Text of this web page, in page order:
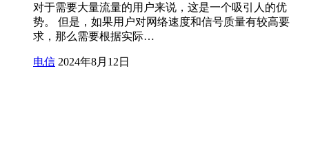
对于需要大量流量的用户来说，这是一个吸引人的优
势。 但是，如果用户对网络速度和信号质量有较高要
求，那么需要根据实际…
电信 2024年8月12日